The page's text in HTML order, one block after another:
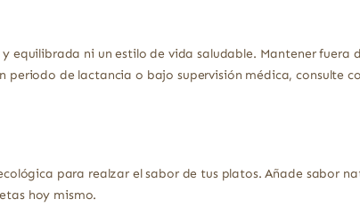
ni un estilo de vida saludable. Mantener fuera
periodo de lactancia o bajo supervisión médica, consulte
para realzar el sabor de tus platos. Añade sabor
hoy mismo.